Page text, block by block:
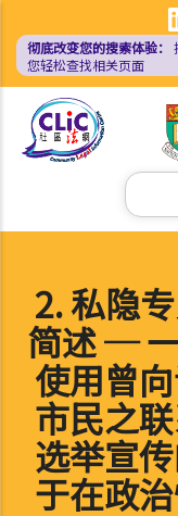
主
彻底改变您的搜索体验：
您轻松查找相关页面
搜
索
2. 私隐
简述 ─
使用曾
市民之
选举宣
于在政